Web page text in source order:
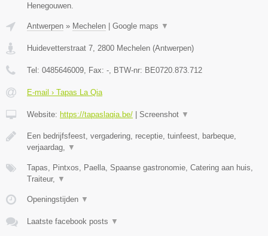
Henegouwen.
Antwerpen » Mechelen Google maps ▼
Huidevetterstraat 7, 2800 Mechelen (Antwerpen)
Tel: 0485646009, Fax: -, BTW-nr: BE0720.873.712
E-mail › Tapas La Qia
Website: https://tapaslaqia.be/ Screenshot ▼
Een bedrijfsfeest, vergadering, receptie, tuinfeest, barbeque,
verjaardag, ▼
Tapas, Pintxos, Paella, Spaanse gastronomie, Catering aan huis,
Traiteur, ▼
Openingstijden ▼
Laatste facebook posts ▼